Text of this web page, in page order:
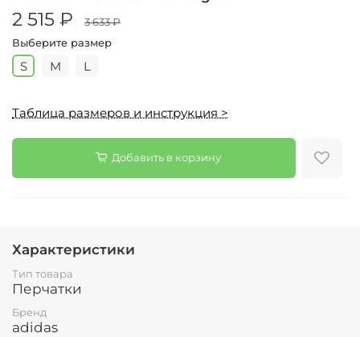
2 515 ₽
3 633 ₽
Выберите размер
S M L
Таблица размеров и инструкция >
Добавить в корзину
Характеристики
Тип товара
Перчатки
Бренд
adidas